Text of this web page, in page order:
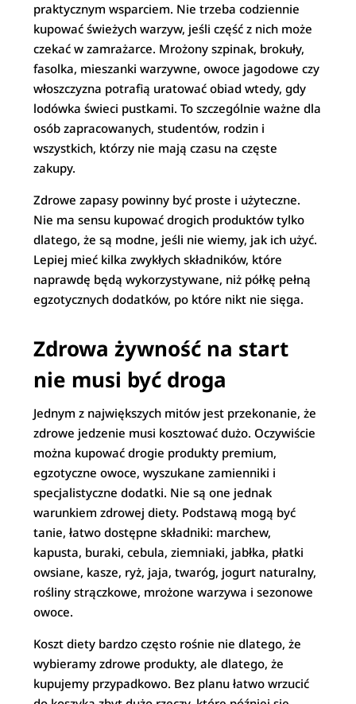
praktycznym wsparciem. Nie trzeba codziennie
kupować świeżych warzyw, jeśli część z nich może
czekać w zamrażarce. Mrożony szpinak, brokuły,
fasolka, mieszanki warzywne, owoce jagodowe czy
włoszczyzna potrafią uratować obiad wtedy, gdy
lodówka świeci pustkami. To szczególnie ważne dla
osób zapracowanych, studentów, rodzin i
wszystkich, którzy nie mają czasu na częste
zakupy.
Zdrowe zapasy powinny być proste i użyteczne.
Nie ma sensu kupować drogich produktów tylko
dlatego, że są modne, jeśli nie wiemy, jak ich użyć.
Lepiej mieć kilka zwykłych składników, które
naprawdę będą wykorzystywane, niż półkę pełną
egzotycznych dodatków, po które nikt nie sięga.
Zdrowa żywność na start
nie musi być droga
Jednym z największych mitów jest przekonanie, że
zdrowe jedzenie musi kosztować dużo. Oczywiście
można kupować drogie produkty premium,
egzotyczne owoce, wyszukane zamienniki i
specjalistyczne dodatki. Nie są one jednak
warunkiem zdrowej diety. Podstawą mogą być
tanie, łatwo dostępne składniki: marchew,
kapusta, buraki, cebula, ziemniaki, jabłka, płatki
owsiane, kasze, ryż, jaja, twaróg, jogurt naturalny,
rośliny strączkowe, mrożone warzywa i sezonowe
owoce.
Koszt diety bardzo często rośnie nie dlatego, że
wybieramy zdrowe produkty, ale dlatego, że
kupujemy przypadkowo. Bez planu łatwo wrzucić